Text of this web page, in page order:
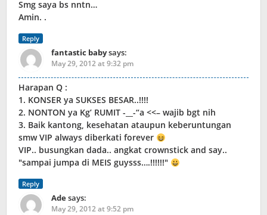
Smg saya bs nntn…
Amin. .
Reply
fantastic babysays:
May 29, 2012 at 9:32 pm
Harapan Q :
1. KONSER ya SUKSES BESAR..!!!!
2. NONTON ya Kg’ RUMIT -__-“a <<– wajib bgt nih
3. Baik kantong, kesehatan ataupun keberuntungan
smw VIP always diberkati forever
VIP.. busungkan dada.. angkat crownstick and say..
"sampai jumpa di MEIS guysss….!!!!!!"
Reply
Adesays:
May 29, 2012 at 9:52 pm